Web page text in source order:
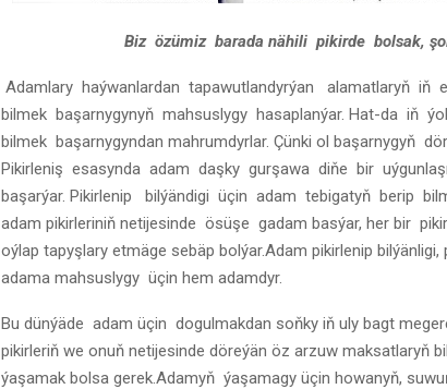
Biz özümiz barada nähili pikirde bolsak,
Adamlary haýwanlardan tapawutlandyrýan alamatlaryň iň
bilmek başarnygynyň mahsuslygy hasaplanýar. Hat-da iň
bilmek başarnygyndan mahrumdyrlar. Çünki ol başarnygyň
Pikirleniş esasynda adam daşky gurşawa diňe bir
başarýar. Pikirlenip bilýändigi üçin adam tebigatyň berip
adam pikirleriniň netijesinde ösüşe gadam basýar, her bir
oýlap tapyşlary etmäge sebäp bolýar.Adam pikirlenip
adama mahsuslygy üçin hem adamdyr.
Bu dünýäde adam üçin dogulmakdan soňky iň uly bagt
pikirleriň we onuň netijesinde döreýän öz arzuw maksatlaryň
ýaşamak bolsa gerek.Adamyň ýaşamagy üçin howanyň,